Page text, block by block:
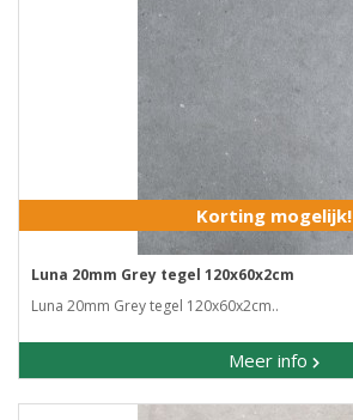
Korting mogelijk!
Luna 20mm Grey tegel 120x60x2cm
Luna 20mm Grey tegel 120x60x2cm..
Meer info